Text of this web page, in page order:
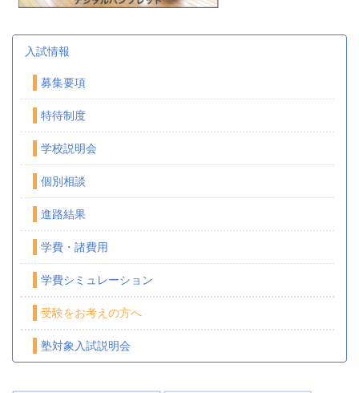
入試情報
募集要項
特待制度
学校説明会
個別相談
進路結果
学費・諸費用
学費シミュレーション
受験をお考えの方へ
塾対象入試説明会